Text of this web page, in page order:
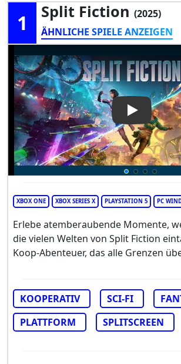
1 Split Fiction (2025)
ÄHNLICHE SPIELE ANZEIGEN
Play
XBOX ONE XBOX SERIES X PLAYSTATION 5 PC
Erlebe atemberaubende Momente,
die vielen Welten von Split Fiction
Koop-Abenteuer, das alle Grenzen
KOOPERATIV SCI-FI
PLATTFORM
SPLITSCREEN